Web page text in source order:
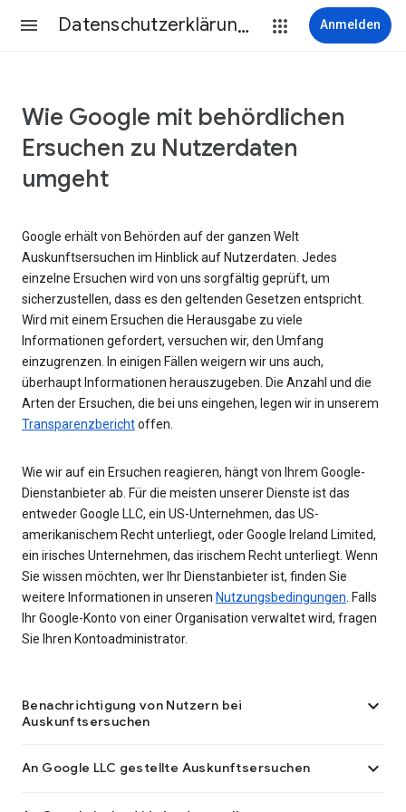
Datenschutzerklärung & Nutzungsbedingungen Anmelden
Wie Google mit behördlichen
Ersuchen zu Nutzerdaten
umgeht
Google erhält von Behörden auf der ganzen Welt
Auskunftsersuchen im Hinblick auf Nutzerdaten. Jedes
einzelne Ersuchen wird von uns sorgfältig geprüft, um
sicherzustellen, dass es den geltenden Gesetzen entspricht.
Wird mit einem Ersuchen die Herausgabe zu viele
Informationen gefordert, versuchen wir, den Umfang
einzugrenzen. In einigen Fällen weigern wir uns auch,
überhaupt Informationen herauszugeben. Die Anzahl und die
Arten der Ersuchen, die bei uns eingehen, legen wir in unserem
Transparenzberichtoffen.
Wie wir auf ein Ersuchen reagieren, hängt von Ihrem Google-
Dienstanbieter ab. Für die meisten unserer Dienste ist das
entweder Google LLC, ein US-Unternehmen, das US-
amerikanischem Recht unterliegt, oder Google Ireland Limited,
ein irisches Unternehmen, das irischem Recht unterliegt. Wenn
Sie wissen möchten, wer Ihr Dienstanbieter ist, finden Sie
weitere Informationen in unseren Nutzungsbedingungen . Falls
Ihr Google-Konto von einer Organisation verwaltet wird, fragen
Sie Ihren Kontoadministrator.
Benachrichtigung von Nutzern bei
Auskunftsersuchen

An Google LLC gestellte Auskunftsersuchen 